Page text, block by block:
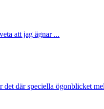
att jag ägnar ...
där speciella ögonblicket